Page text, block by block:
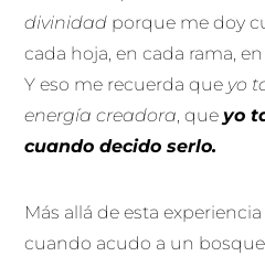
divinidad porque me doy
cada hoja, en cada rama,
Y eso me recuerda que yo
energía creadora, queyo
cuando decido serlo.
Más allá de esta
cuando acudo a un